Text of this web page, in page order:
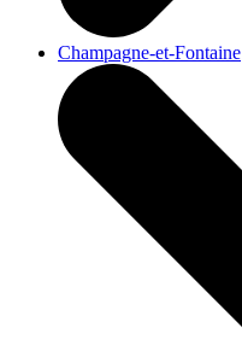
Champagne-et-Fontaine